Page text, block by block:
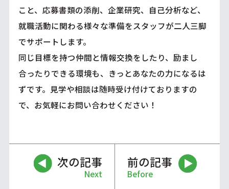
こと、応募書類の添削、企業研究、自己分析など、
就職活動に関わる様々な準備をスタッフが二人三脚
でサポートします。
同じ目標を持つ仲間と情報交換をしたり、励まし
合ったりできる環境も、きっとあなたの力になるは
ずです。見学や相談は随時受け付けておりますの
で、お気軽にお問い合わせください！
次の記事
Next
前の記事
Before